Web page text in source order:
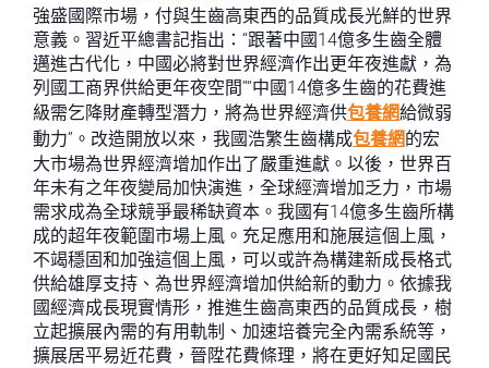
強盛國際市場，付與生齒高東西的品質成長光鮮的世界
意義。習近平總書記指出：“跟著中國14億多生齒全體
邁進古代化，中國必將對世界經濟作出更年夜進獻，為
列國工商界供給更年夜空間”“中國14億多生齒的花費進
級需乞降財產轉型潛力，將為世界經濟供包養網給微弱
動力”。改造開放以來，我國浩繁生齒構成包養網的宏
大市場為世界經濟增加作出了嚴重進獻。以後，世界百
年未有之年夜變局加快演進，全球經濟增加乏力，市場
需求成為全球競爭最稀缺資本。我國有14億多生齒所構
成的超年夜範圍市場上風。充足應用和施展這個上風，
不竭穩固和加強這個上風，可以或許為構建新成長格式
供給雄厚支持、為世界經濟增加供給新的動力。依據我
國經濟成長現實情形，推進生齒高東西的品質成長，樹
立起擴展內需的有用軌制、加速培養完全內需系統等，
擴展居平易近花費，晉陞花費條理，將在更好知足國民